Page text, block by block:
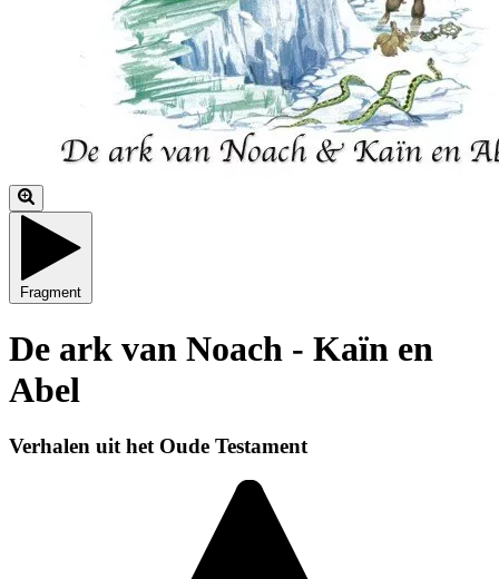
Fragment
De ark van Noach - Kaïn en
Abel
Verhalen uit het Oude Testament